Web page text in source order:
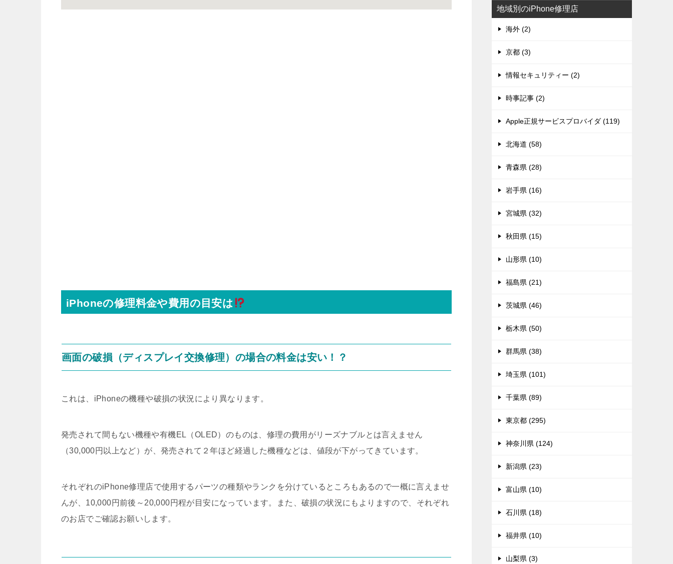
iPhoneの修理料金や費用の目安は
画面の破損（ディスプレイ交換修理）の場合の料金は安い！？
これは、iPhoneの機種や破損の状況により異なります。
発売されて間もない機種や有機EL（OLED）のものは、修理の費用がリーズナブルとは言えません
（30,000円以上など）が、発売されて２年ほど経過した機種などは、値段が下がってきています。
それぞれのiPhone修理店で使用するパーツの種類やランクを分けているところもあるので一概に言えませ
んが、10,000円前後～20,000円程が目安になっています。また、破損の状況にもよりますので、それぞれ
のお店でご確認お願いします。
地域別のiPhone修理店
海外 (2)
京都 (3)
情報セキュリティー (2)
時事記事 (2)
Apple正規サービスプロバイダ (119)
北海道 (58)
青森県 (28)
岩手県 (16)
宮城県 (32)
秋田県 (15)
山形県 (10)
福島県 (21)
茨城県 (46)
栃木県 (50)
群馬県 (38)
埼玉県 (101)
千葉県 (89)
東京都 (295)
神奈川県 (124)
新潟県 (23)
富山県 (10)
石川県 (18)
福井県 (10)
山梨県 (3)